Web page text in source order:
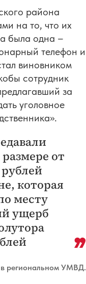
района
на то, что их
была одна –
телефон и
виновником
сотрудник
за
уголовное
от
рублей
которая
месту
ущерб
региональном УМВД.